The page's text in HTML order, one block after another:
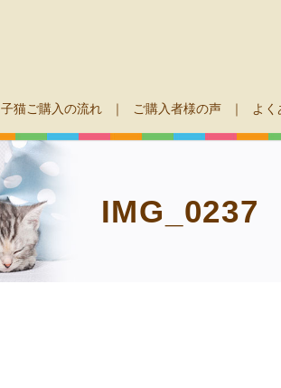
子猫ご購入の流れ ご購入者様の声 よく
IMG_0237